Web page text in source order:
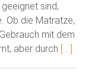
sind,
Ob die Matratze,
mit dem
aber durch [...]